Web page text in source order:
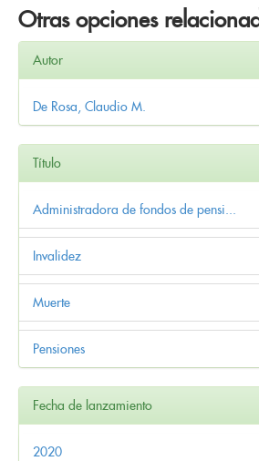
Otras opciones
Autor
De Rosa, Claudio M.
Título
Administradora de fondos de pensi...
Invalidez
Muerte
Pensiones
Fecha de lanzamiento
2020